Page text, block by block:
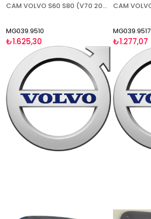
CAM VOLVO S60 S80 (V70 2000-2004) 1999-2003 ISITMALI ASFERİK SOL
MG039.9510
₺1.625,30
MG039.9517
₺1.277,07